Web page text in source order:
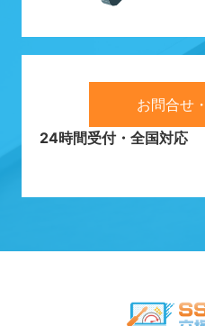
お問合せ
24時間受付・全国対応